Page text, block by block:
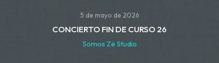
5 de mayo de 2026
CONCIERTO FIN DE CURSO 26
Somos Zë Studio